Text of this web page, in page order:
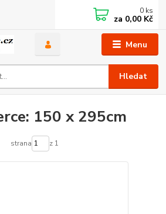
Menu
Hledat
0 ks
za 0,00 Kč
150 x 295cm
strana z 1